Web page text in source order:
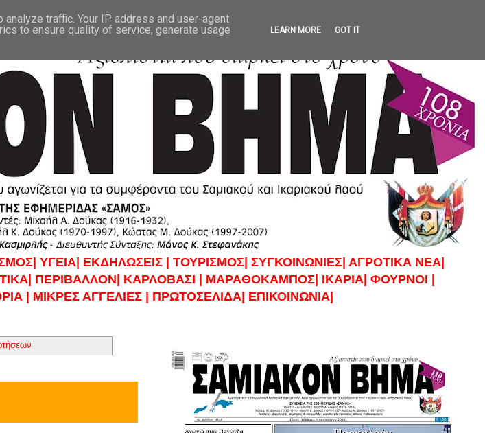
ΥΓΕΙΑ| ΕΚΔΗΛΩΣΕΙΣ | ΤΟΥΡΙΣΜΟΣ| ΣΥΓΚΟΙΝΩΝΙΕΣ| ΑΓΡΟΤΙΚΑ ΝΕΑ|
ΠΕΡΙΒΑΛΛΟΝ| ΚΑΡΛΟΒΑΣΙ | ΜΑΡΑΘΟΚΑΜΠΟΣ| ΙΚΑΡΙΑ| ΦΟΥΡΝΟΙ |
| ΜΙΚΡΕΣ ΑΓΓΕΛΙΕΣ | ΠΡΩΤΟΣΕΛΙΔΑ| ΕΠΙΚΟΙΝΩΝΙΑ|
traffic. Your IP address and user-agent
to ensure quality of service, generate usage
LEARN MORE GOT IT